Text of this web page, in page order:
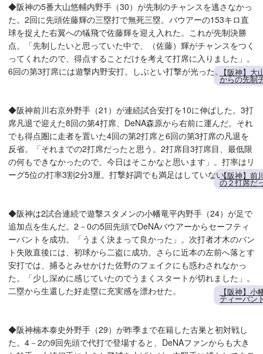
◆阪神の5番大山悠輔内野手（30）が先制のチャンスを逃さなかっ
た。2回に先頭佐藤輝の三塁打で無死三塁。バウアーの153キロ直
球を捉えた右翼への犠飛で佐藤輝を迎え入れた。これが先制決勝
点。「先制したいと思っていた中で、（佐藤）輝がチャンスをつく
ってくれたので、得点することだけを考えて打席に入りました」。
6回の第3打席には遊撃内野安打。しぶとい打撃が光った。
【阪神】
からの先制
◆阪神前川右京外野手（21）が連続試合安打を10に伸ばした。3打
席凡退で迎えた8回の第4打席、DeNA森原から右前に運んだ。それ
でも得点圏に走者を置いた4回の第2打席と6回の第3打席の凡退を
反省。「それまでの2打席だったと思う。2打席目3打席目、最低限
の何もできなかったので。今日はそこかなと思います」。打率はリ
ーグ5位の打率3割2分3厘。打撃好調でも満足はしていない。【阪神】前
の２打席だ
◆阪神は2試合連続で遊撃スタメンの小幡竜平内野手（24）が足で
追加点を生んだ。2－0の5回先頭でDeNAバウアーからセーフティ
ーバントを成功。「うまく決まって良かった」。次打者才木のバン
ト失敗直後には、初球から二盗に成功。さらに近本の左前へ落とす
安打では、捕るとみせかけた佐野のフェイクにも惑わされなかっ
た。「少し深めに感じていたのでうまくスタートが切れました」。
二塁から生還した好走塁に充実感を漂わせた。
【阪神】
ティーバン
◆阪神楠本泰史外野手（29）が昨季まで在籍した古巣と初対戦し
た。4－2の9回先頭で代打で登場すると、DeNAファンからも大き